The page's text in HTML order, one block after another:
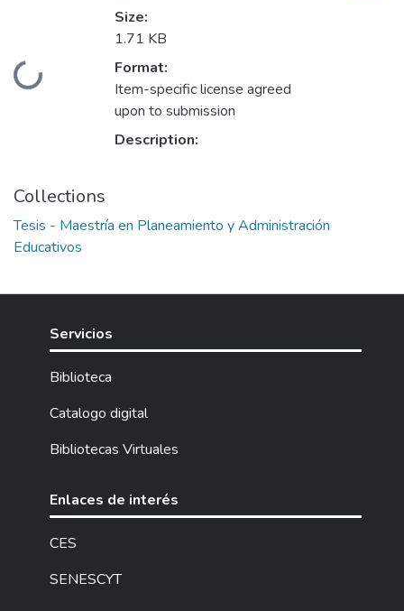
Loading...
Size:
1.71 KB
Format:
Item-specific license agreed
upon to submission
Description:
Collections
Tesis - Maestría en Planeamiento y Administración
Educativos
Servicios
Biblioteca
Catalogo digital
Bibliotecas Virtuales
Enlaces de interés
CES
SENESCYT